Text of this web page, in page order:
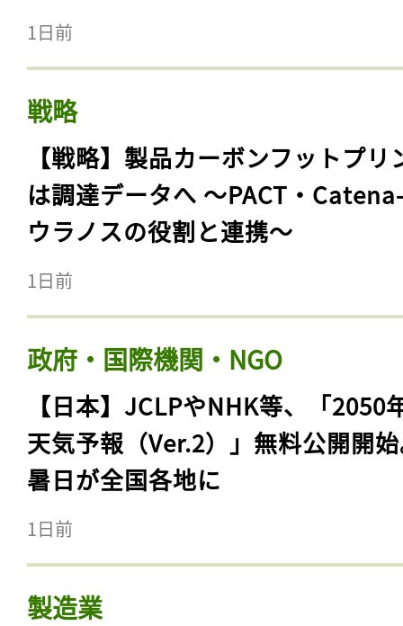
1日前
戦略
【戦略】製品カーボンフットプリ
は調達データへ 〜PACT・
ウラノスの役割と連携〜
1日前
政府・国際機関・NGO
【日本】JCLPやNHK等、「2050
天気予報（Ver.2）」無料公開開
暑日が全国各地に
1日前
製造業